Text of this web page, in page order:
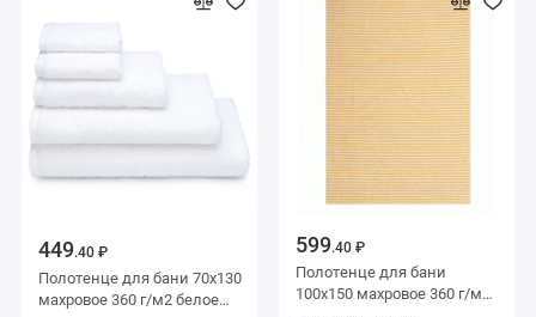
449.40 ₽
Полотенце для бани 70х130
махровое 360 г/м2 белое
599.40 ₽
Полотенце для бани
100х150 махровое 360 г/м2